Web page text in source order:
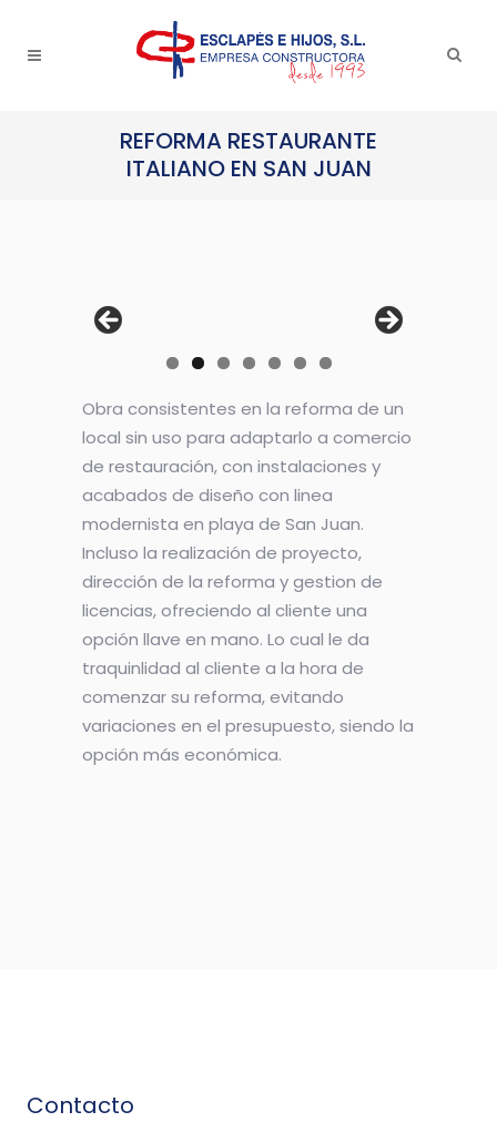
REFORMA RESTAURANTE
ITALIANO EN SAN JUAN
Obra consistentes en la reforma de un
local sin uso para adaptarlo a comercio
de restauración, con instalaciones y
acabados de diseño con linea
modernista en playa de San Juan.
Incluso la realización de proyecto,
dirección de la reforma y gestion de
licencias, ofreciendo al cliente una
opción llave en mano. Lo cual le da
traquinlidad al cliente a la hora de
comenzar su reforma, evitando
variaciones en el presupuesto, siendo la
opción más económica.
Contacto